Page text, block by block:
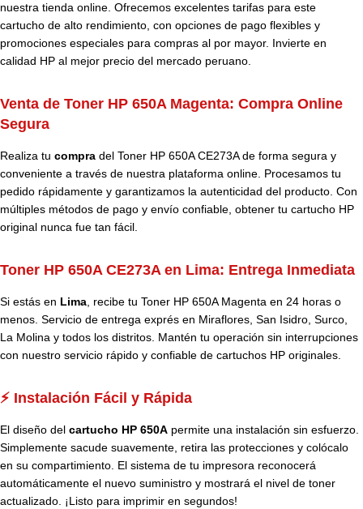
nuestra tienda online. Ofrecemos excelentes tarifas para este
cartucho de alto rendimiento, con opciones de pago flexibles y
promociones especiales para compras al por mayor. Invierte en
calidad HP al mejor precio del mercado peruano.
Venta de Toner HP 650A Magenta: Compra Online
Segura
Realiza tu compra del Toner HP 650A CE273A de forma segura y
conveniente a través de nuestra plataforma online. Procesamos tu
pedido rápidamente y garantizamos la autenticidad del producto. Con
múltiples métodos de pago y envío confiable, obtener tu cartucho HP
original nunca fue tan fácil.
Toner HP 650A CE273A en Lima: Entrega Inmediata
Si estás en Lima, recibe tu Toner HP 650A Magenta en 24 horas o
menos. Servicio de entrega exprés en Miraflores, San Isidro, Surco,
La Molina y todos los distritos. Mantén tu operación sin interrupciones
con nuestro servicio rápido y confiable de cartuchos HP originales.
⚡ Instalación Fácil y Rápida
El diseño del cartucho HP 650A permite una instalación sin esfuerzo.
Simplemente sacude suavemente, retira las protecciones y colócalo
en su compartimiento. El sistema de tu impresora reconocerá
automáticamente el nuevo suministro y mostrará el nivel de toner
actualizado. ¡Listo para imprimir en segundos!